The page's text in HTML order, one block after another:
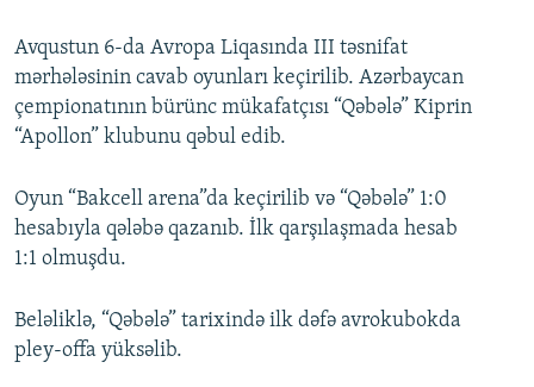
Avqustun 6-da Avropa Liqasında III təsnifat
mərhələsinin cavab oyunları keçirilib. Azərbaycan
çempionatının bürünc mükafatçısı “Qəbələ” Kiprin
“Apollon” klubunu qəbul edib.
Oyun “Bakcell arena”da keçirilib və “Qəbələ” 1:0
hesabıyla qələbə qazanıb. İlk qarşılaşmada hesab
1:1 olmuşdu.
Beləliklə, “Qəbələ” tarixində ilk dəfə avrokubokda
pley-offa yüksəlib.